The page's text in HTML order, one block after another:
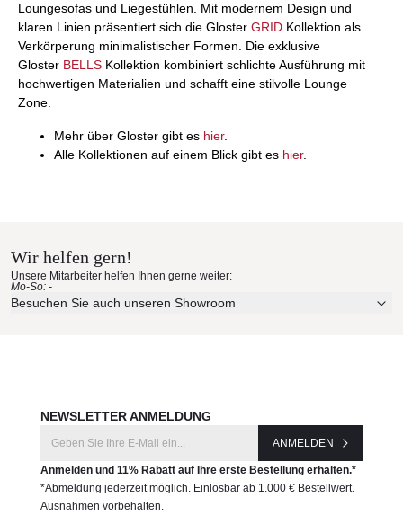
Loungesofas und Liegestühlen. Mit modernem Design und
klaren Linien präsentiert sich die Gloster GRID Kollektion als
Verkörperung minimalistischer Formen. Die exklusive
Gloster BELLS Kollektion kombiniert schlichte Ausführung mit
hochwertigen Materialien und schafft eine stilvolle Lounge
Zone.
Mehr über Gloster gibt es hier.
Alle Kollektionen auf einem Blick gibt es hier.
Wir helfen gern!
Unsere Mitarbeiter helfen Ihnen gerne weiter:
Mo-So: -
Besuchen Sie auch unseren Showroom
NEWSLETTER ANMELDUNG
ANMELDEN
Anmelden und 11% Rabatt auf Ihre erste Bestellung erhalten.*
*Abmeldung jederzeit möglich. Einlösbar ab 1.000 € Bestellwert.
Ausnahmen vorbehalten.